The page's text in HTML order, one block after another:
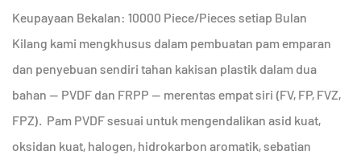
Keupayaan Bekalan: 10000 Piece/Pieces setiap Bulan
Kilang kami mengkhusus dalam pembuatan pam emparan
dan penyebuan sendiri tahan kakisan plastik dalam dua
bahan — PVDF dan FRPP — merentas empat siri (FV, FP, FVZ,
FPZ). Pam PVDF sesuai untuk mengendalikan asid kuat,
oksidan kuat, halogen, hidrokarbon aromatik, sebatian